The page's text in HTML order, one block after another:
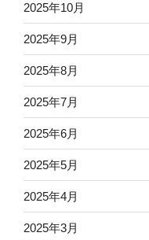
2025年10月
2025年9月
2025年8月
2025年7月
2025年6月
2025年5月
2025年4月
2025年3月